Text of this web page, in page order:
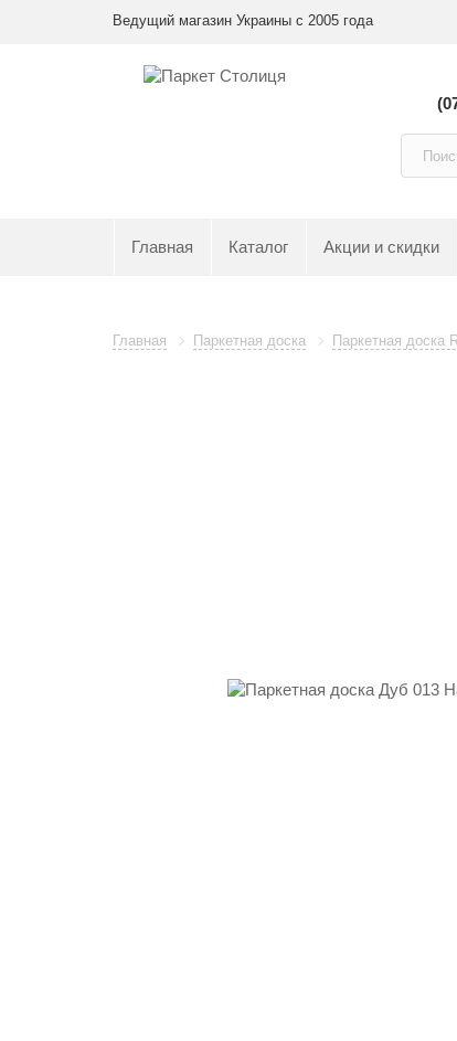
Ведущий магазин Украины с 2005 года
Главная Каталог Акции и скидки
Главная Паркетная доска Паркетная доска